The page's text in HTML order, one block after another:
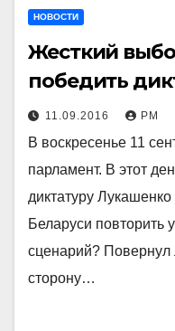
НОВОСТИ
Жесткий
победить
11.09.2016 РМ
В воскресенье 11
парламент. В этот
диктатуру
Беларуси повторить
сценарий? Повернул
сторону…